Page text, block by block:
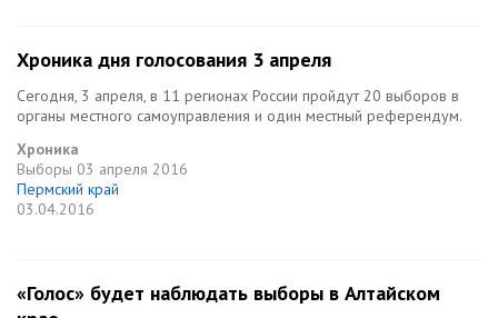
Хроника дня голосования 3 апреля
Сегодня, 3 апреля, в 11 регионах России пройдут 20 выборов в
органы местного самоуправления и один местный референдум.
Хроника
Выборы 03 апреля 2016
Пермский край
03.04.2016
«Голос» будет наблюдать выборы в Алтайском